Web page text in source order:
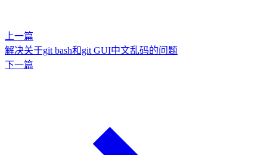
上一篇
解决关于git bash和git GUI中文乱码的问题
下一篇